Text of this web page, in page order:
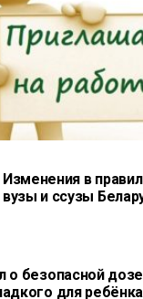
Изменения в
вузы и ссузы
о безопасной дозе
для ребёнка